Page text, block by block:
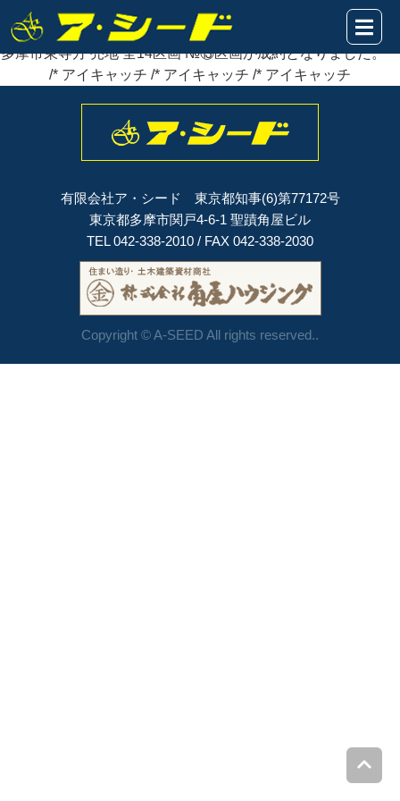
2022年09月15日
多摩市東寺方 売地 全14区画 №⑬区画が
となりました。
多摩市東寺方 売地 全14区画 №⑬区画が成約となりました。
/* アイキャッチ /* アイキャッチ /* アイキャッチ
有限会社ア・シード 東京都知事(6)第77172号
東京都多摩市関戸4-6-1 聖蹟角屋ビル
TEL 042-338-2010 / FAX 042-338-2030
Copyright © A-SEED All rights reserved..